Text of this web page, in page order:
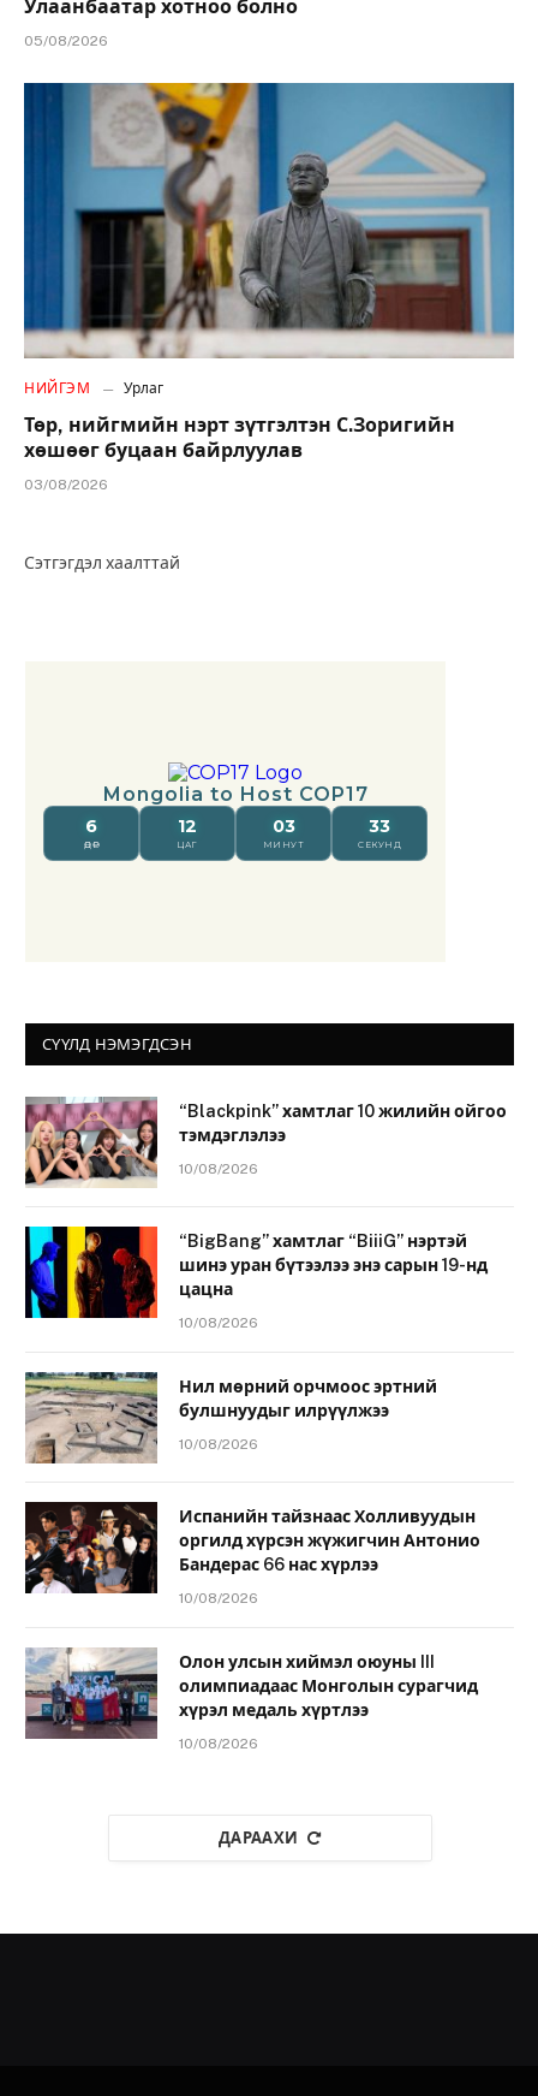
Улаанбаатар хотноо болно
05/08/2026
НИЙГЭМ Урлаг
Төр, нийгмийн нэрт зүтгэлтэн С.Зоригийн
хөшөөг буцаан байрлуулав
03/08/2026
Сэтгэгдэл хаалттай
СҮҮЛД НЭМЭГДСЭН
“Blackpink” хамтлаг 10 жилийн ойгоо
тэмдэглэлээ
10/08/2026
“BigBang” хамтлаг “BiiiG” нэртэй
шинэ уран бүтээлээ энэ сарын 19-нд
цацна
10/08/2026
Нил мөрний орчмоос эртний
булшнуудыг илрүүлжээ
10/08/2026
Испанийн тайзнаас Холливуудын
оргилд хүрсэн жүжигчин Антонио
Бандерас 66 нас хүрлээ
10/08/2026
Олон улсын хиймэл оюуны III
олимпиадаас Монголын сурагчид
хүрэл медаль хүртлээ
10/08/2026
ДАРААХИ